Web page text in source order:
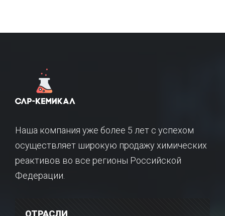
Наша компания уже более 5 лет с успехом
осуществляет широкую продажу химических
реактивов во все регионы Российской
Федерации.
ОТРАСЛИ